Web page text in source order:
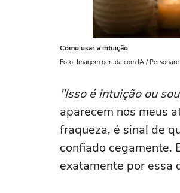
Como usar a intuição
Foto: Imagem gerada com IA / Personare
"Isso é intuição ou
aparecem nos meus
fraqueza, é sinal de
confiado cegamente.
exatamente por essa